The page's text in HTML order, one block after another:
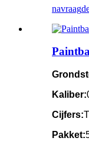
navraag
Kaliber:
Cijfers:
Pakket: